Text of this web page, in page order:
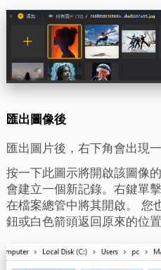
匯出圖像後
匯出圖片後，右下角會出現
按一下此圖示將開啟該圖像
會建立一個新記錄。右鍵單
在檔案總管中將其開啟。 您
鈕或白色箭頭返回原來的位置